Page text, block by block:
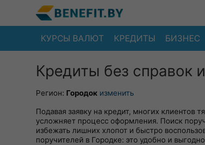
КУРСЫ ВАЛЮТ КРЕДИТЫ БИЗНЕС
Кредиты без справок
Регион: Городок изменить
Подавая заявку на кредит, многих клиентов
усложняет процесс оформления. Поиск
избежать лишних хлопот и быстро
поручителей в Городке: это удобно и